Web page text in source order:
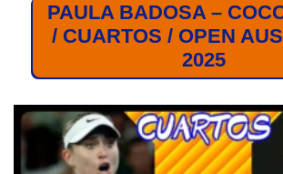
PAULA BADOSA –
/ CUARTOS / OPEN
2025